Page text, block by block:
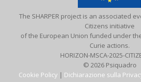
The SHARPER project is an associated
Citizens initiative
of the European Union funded under
Curie actions.
HORIZON-MSCA-2025-
© 2026 Psiquadro
Cookie Policy | Dichiarazione sulla